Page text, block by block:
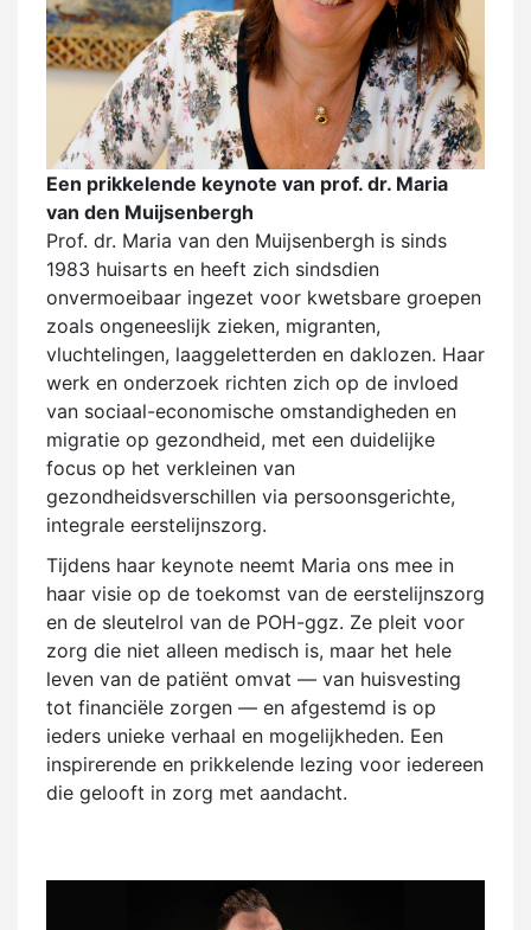
Een prikkelende keynote van prof. dr. Maria
van den Muijsenbergh
Prof. dr. Maria van den Muijsenbergh is sinds
1983 huisarts en heeft zich sindsdien
onvermoeibaar ingezet voor kwetsbare groepen
zoals ongeneeslijk zieken, migranten,
vluchtelingen, laaggeletterden en daklozen. Haar
werk en onderzoek richten zich op de invloed
van sociaal-economische omstandigheden en
migratie op gezondheid, met een duidelijke
focus op het verkleinen van
gezondheidsverschillen via persoonsgerichte,
integrale eerstelijnszorg.
Tijdens haar keynote neemt Maria ons mee in
haar visie op de toekomst van de eerstelijnszorg
en de sleutelrol van de POH-ggz. Ze pleit voor
zorg die niet alleen medisch is, maar het hele
leven van de patiënt omvat — van huisvesting
tot financiële zorgen — en afgestemd is op
ieders unieke verhaal en mogelijkheden. Een
inspirerende en prikkelende lezing voor iedereen
die gelooft in zorg met aandacht.